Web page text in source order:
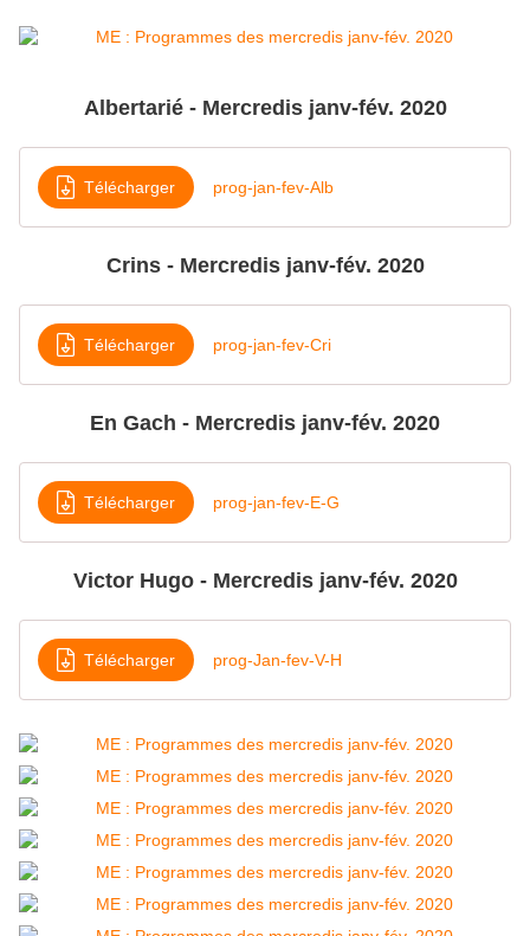
Albertarié - Mercredis janv-fév. 2020
Télécharger prog-jan-fev-Alb
Crins - Mercredis janv-fév. 2020
Télécharger prog-jan-fev-Cri
En Gach - Mercredis janv-fév. 2020
Télécharger prog-jan-fev-E-G
Victor Hugo - Mercredis janv-fév. 2020
Télécharger prog-Jan-fev-V-H